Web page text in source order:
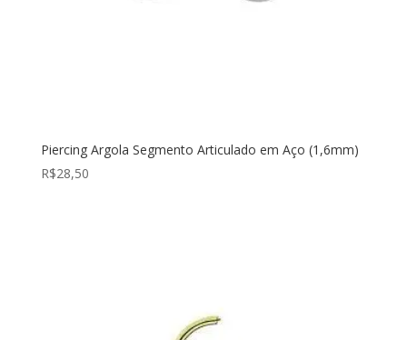
Piercing Argola Segmento Articulado em Aço (1,6mm)
R$28,50